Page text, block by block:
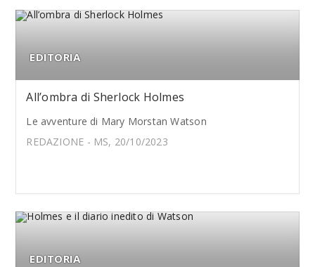
EDITORIA
All’ombra di Sherlock Holmes
Le avventure di Mary Morstan Watson
REDAZIONE - MS, 20/10/2023
EDITORIA